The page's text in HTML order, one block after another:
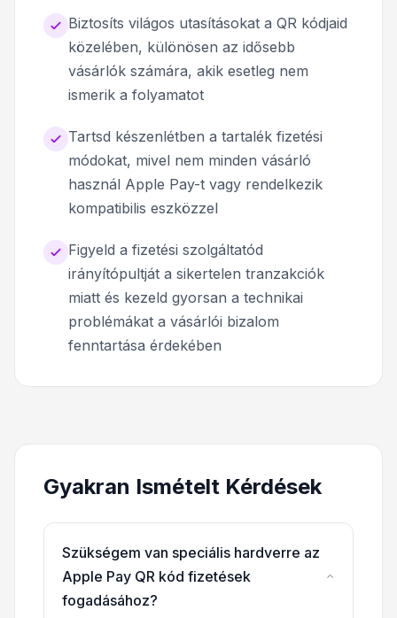
Biztosíts világos utasításokat a QR kódjaid
közelében, különösen az idősebb
vásárlók számára, akik esetleg nem
ismerik a folyamatot
Tartsd készenlétben a tartalék fizetési
módokat, mivel nem minden vásárló
használ Apple Pay-t vagy rendelkezik
kompatibilis eszközzel
Figyeld a fizetési szolgáltatód
irányítópultját a sikertelen tranzakciók
miatt és kezeld gyorsan a technikai
problémákat a vásárlói bizalom
fenntartása érdekében
Gyakran Ismételt Kérdések
Szükségem van speciális hardverre az
Apple Pay QR kód fizetések
fogadásához?